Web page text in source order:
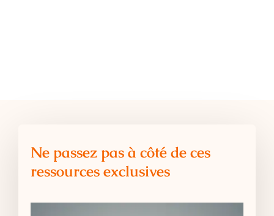
Ne passez pas à côté de ces
ressources exclusives